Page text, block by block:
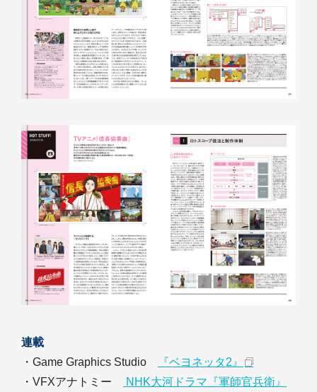
連載
・Game Graphics Studio
『ベヨネッタ2』
・VFXアナトミー
NHK大河ドラマ『軍師官兵衛』